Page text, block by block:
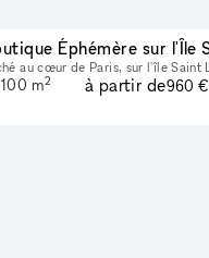
100 m2 à partir de960 €